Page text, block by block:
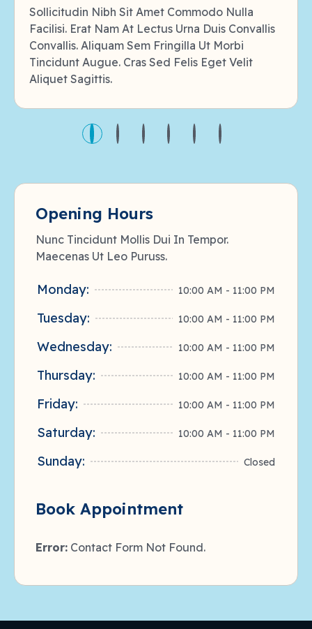
Sollicitudin Nibh Sit Amet Commodo Nulla
Facilisi. Erat Nam At Lectus Urna Duis Convallis
Convallis. Aliquam Sem Fringilla Ut Morbi
Tincidunt Augue. Cras Sed Felis Eget Velit
Aliquet Sagittis.
Opening Hours
Nunc Tincidunt Mollis Dui In Tempor.
Maecenas Ut Leo Puruss.
Monday: 10:00 AM - 11:00 PM
Tuesday: 10:00 AM - 11:00 PM
Wednesday: 10:00 AM - 11:00 PM
Thursday: 10:00 AM - 11:00 PM
Friday: 10:00 AM - 11:00 PM
Saturday: 10:00 AM - 11:00 PM
Sunday: Closed
Book Appointment
Error: Contact Form Not Found.